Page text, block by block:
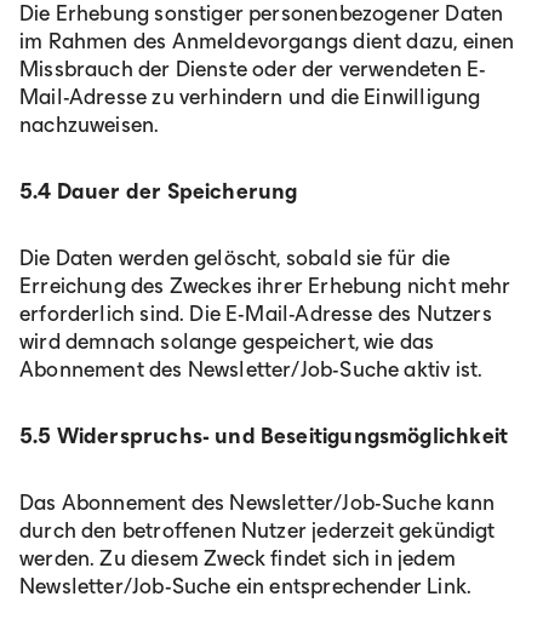
Die Erhebung sonstiger personenbezogener Daten
im Rahmen des Anmeldevorgangs dient dazu, einen
Missbrauch der Dienste oder der verwendeten E-
Mail-Adresse zu verhindern und die Einwilligung
nachzuweisen.
5.4 Dauer der Speicherung
Die Daten werden gelöscht, sobald sie für die
Erreichung des Zweckes ihrer Erhebung nicht mehr
erforderlich sind. Die E-Mail-Adresse des Nutzers
wird demnach solange gespeichert, wie das
Abonnement des Newsletter/Job-Suche aktiv ist.
5.5 Widerspruchs- und Beseitigungsmöglichkeit
Das Abonnement des Newsletter/Job-Suche kann
durch den betroffenen Nutzer jederzeit gekündigt
werden. Zu diesem Zweck findet sich in jedem
Newsletter/Job-Suche ein entsprechender Link.